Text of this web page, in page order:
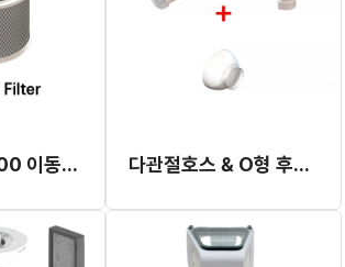
Silence H200 이동식 집진기 전용 필터 다관절호스 & O형 후드 캡 (Silence H200, K3 이동식 집진기 전용)